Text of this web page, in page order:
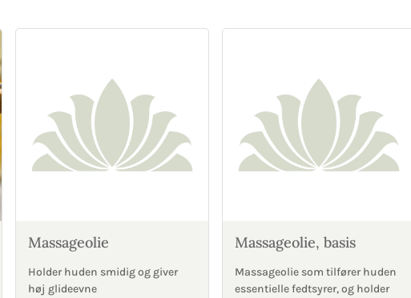
Massageolie
Holder huden smidig og giver
høj glideevne
Massageolie, basis
Massageolie som tilfører huden
essentielle fedtsyrer, og holder